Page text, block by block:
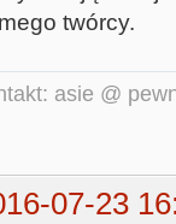
twórcy.
asie @
07-23